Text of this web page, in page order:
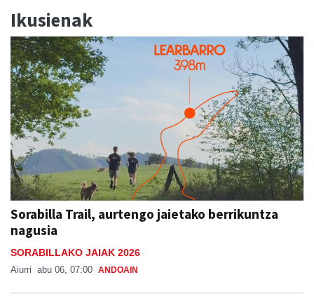
Ikusienak
Sorabilla Trail, aurtengo jaietako berrikuntza
nagusia
SORABILLAKO JAIAK 2026
Aiurri abu 06, 07:00 ANDOAIN